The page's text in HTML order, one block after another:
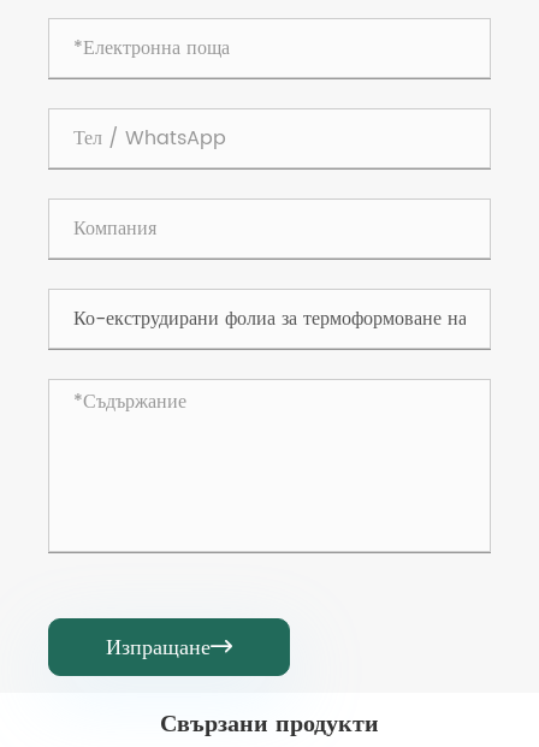
Изпращане
Свързани продукти